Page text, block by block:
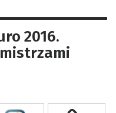
2016.